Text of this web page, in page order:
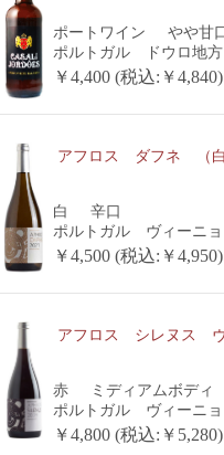
ポートワイン
やや甘
ポルトガル ドウロ地方
￥4,400 (税込:￥4,840)
アフロス ダフネ （
白
辛口
ポルトガル ヴィーニョ
￥4,500 (税込:￥4,950)
アフロス シレヌス ヴ
赤
ミディアムボディ
ポルトガル ヴィーニョ
￥4,800 (税込:￥5,280)